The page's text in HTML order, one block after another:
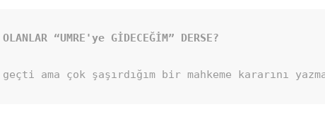
“UMRE'ye GİDECEĞİM” DERSE?
geçti ama çok şaşırdığım bir mahkeme